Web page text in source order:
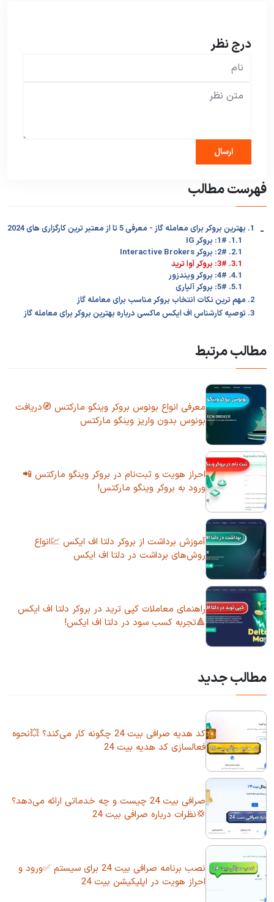
درج نظر
فهرست مطالب
1. بهترین بروکر برای معامله گاز - معرفی 5 تا از معتبر ترین کارگزاری های 2024 -
1.1. 1#: بروکر IG
2.1. 2#: بروکر Interactive Brokers
3.1. 3#: بروکر آوا ترید
4.1. 4#: بروکر ویندزور
5.1. 5#: بروکر آلپاری
2. مهم ترین نکات انتخاب بروکر مناسب برای معامله گاز
3. توصیه کارشناس اف ایکس ماکسی درباره بهترین بروکر برای معامله گاز
مطالب مرتبط
معرفی انواع بونوس بروکر وینگو مارکتس 🧭دریافت
بونوس بدون واریز وینگو مارکتس
احراز هویت و ثبت‌نام در بروکر وینگو مارکتس 📲
ورود به بروکر وینگو مارکتس!
آموزش برداشت از بروکر دلتا اف ایکس 💹انواع
روش‌های برداشت در دلتا اف ایکس
راهنمای معاملات کپی ترید در بروکر دلتا اف ایکس
🔺تجربه کسب سود در دلتا اف ایکس!
مطالب جدید
کد هدیه صرافی بیت 24 چگونه کار می‌کند؟ 💥نحوه
فعالسازی کد هدیه بیت 24
صرافی بیت 24 چیست و چه خدماتی ارائه می‌دهد؟
💢نظرات درباره صرافی بیت 24
نصب برنامه صرافی بیت 24 برای سیستم ✅ورود و
احراز هویت در اپلیکیشن بیت 24